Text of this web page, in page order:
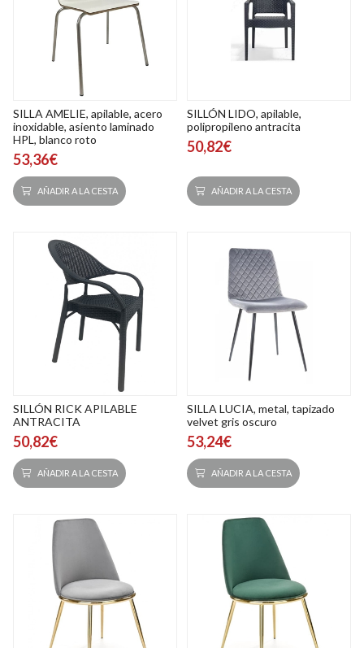
SILLA AMELIE, apilable, acero
inoxidable, asiento laminado
HPL, blanco roto
53,36€
AÑADIR A LA CESTA
SILLÓN LIDO, apilable,
polipropileno antracita
50,82€
AÑADIR A LA CESTA
SILLÓN RICK APILABLE
ANTRACITA
50,82€
AÑADIR A LA CESTA
SILLA LUCIA, metal, tapizado
velvet gris oscuro
53,24€
AÑADIR A LA CESTA